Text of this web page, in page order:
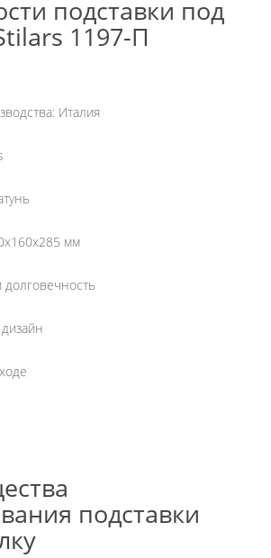
подставки под
1197-П
Италия
мм
подставки